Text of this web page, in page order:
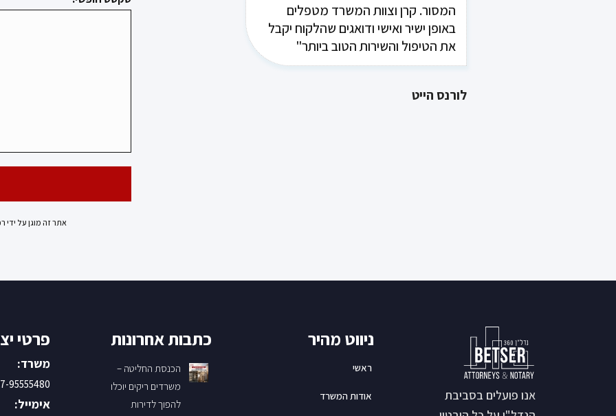
המסור. קרן וצוות המשרד מטפלים
באופן ישיר ואישי ודואגים שהלקוח יקבל
את הטיפול והשירות הטוב ביותר"
לורנס הייט
אתר זה מוגן על ידי
אנו פועלים בסביבת
ניווט מהיר
ראשי
אודות המשרד
כתבות אחרונות
הכנסת החליטה –
משרדים ריקים יוכלו
להפוך לדירות
פרטי
משרד:
95555480
אימייל: